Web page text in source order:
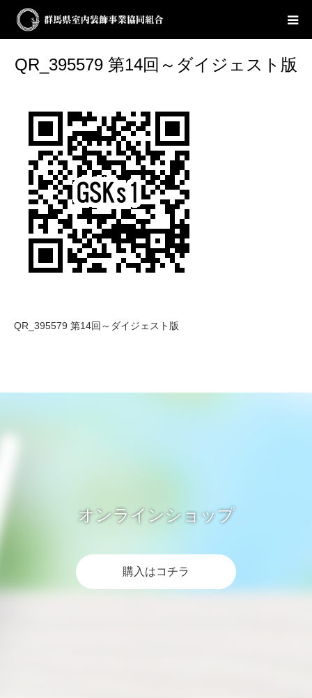
QR_395579 第14回～ダイジェスト版
QR_395579 第14回～ダイジェスト版
オンラインショップ
購入はコチラ